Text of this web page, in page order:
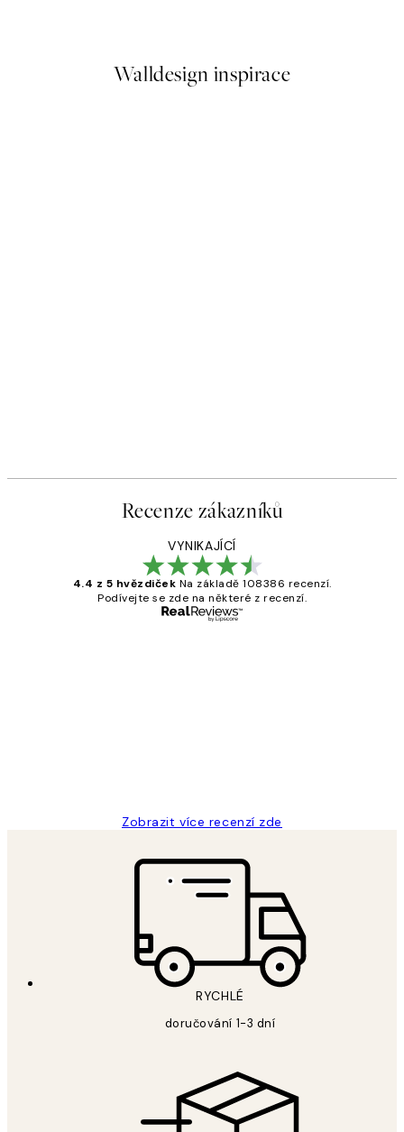
Walldesign inspirace
Recenze zákazníků
VYNIKAJÍCÍ
4.4 z 5 hvězdiček Na základě 108386 recenzí.
Podívejte se zde na některé z recenzí.
Zobrazit více recenzí zde
RYCHLÉ
doručování 1-3 dní